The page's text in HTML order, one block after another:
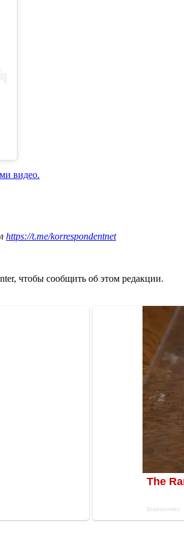
видео.
https://t.me/korrespondentnet
чтобы сообщить об этом редакции.